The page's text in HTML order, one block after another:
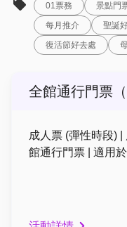
01票務 景點門
每月推介
聖誕
復活節好去處
全館通行門票（
成人票 (彈性時段)
館通行門票 | 適用